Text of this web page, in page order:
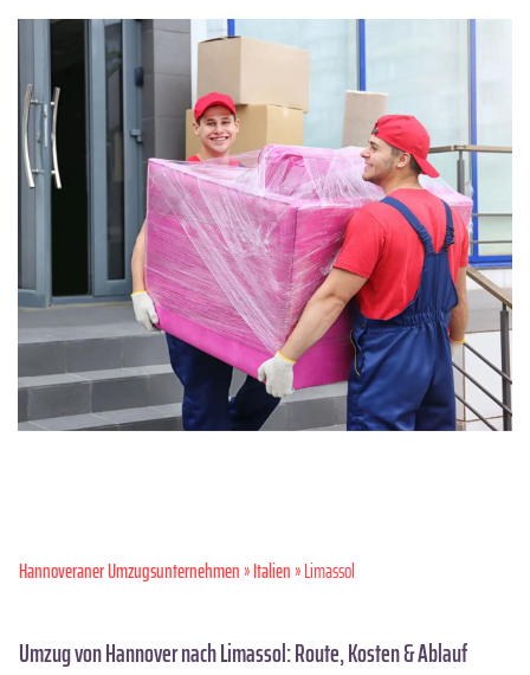
Hannoveraner Umzugsunternehmen»Italien» Limassol
Umzug von Hannover nach Limassol: Route, Kosten & Ablauf